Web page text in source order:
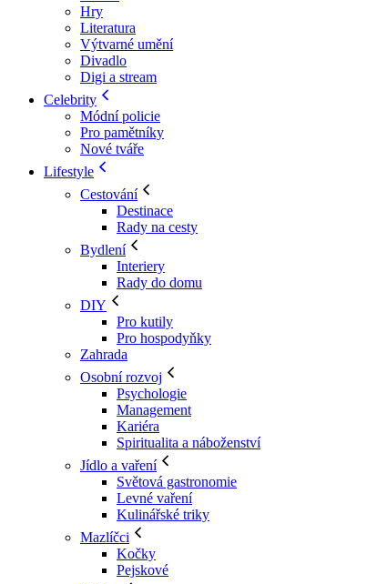
Hry
Literatura
Výtvarné umění
Divadlo
Digi a stream
Celebrity
Módní policie
Pro pamětníky
Nové tváře
Lifestyle
Cestování
Destinace
Rady na cesty
Bydlení
Interiery
Rady do domu
DIY
Pro kutily
Pro hospodyňky
Zahrada
Osobní rozvoj
Psychologie
Management
Kariéra
Spiritualita a náboženství
Jídlo a vaření
Světová gastronomie
Levné vaření
Kulinářské triky
Mazlíčci
Kočky
Pejskové